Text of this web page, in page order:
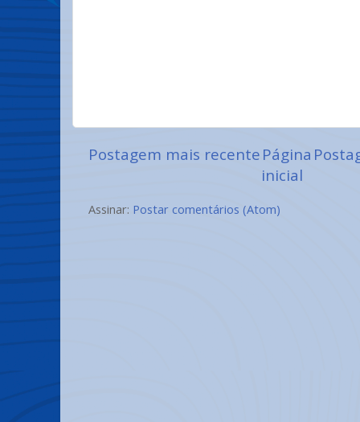
Postagem mais recentePágina
inicial
Assinar: Postar comentários (Atom)